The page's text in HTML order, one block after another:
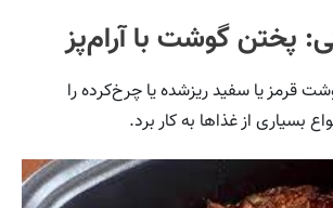
پختن گوشت با آرام‌پز
قرمز یا سفید ریزشده یا چرخ‌کرده را
بسیاری از غذاها به کار برد.